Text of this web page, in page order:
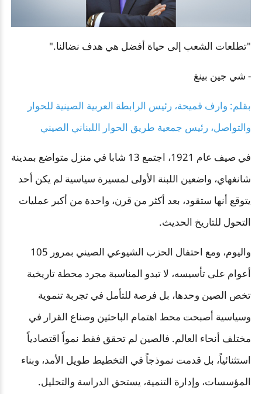
"تطلعات الشعب إلى حياة أفضل هي هدف نضالنا."
- شي جين بينغ
بقلم: وارف قميحة، رئيس الرابطة العربية الصينية للحوار
والتواصل، رئيس جمعية طريق الحوار اللبناني الصيني
في صيف عام 1921، اجتمع 13 شابا في منزل متواضع بمدينة
شانغهاي، واضعين اللبنة الأولى لمسيرة سياسية لم يكن أحد
يتوقع أنها ستقود، بعد أكثر من قرن، واحدة من أكبر عمليات
التحول للتاريخ الحديث.
واليوم، ومع احتفال الحزب الشيوعي الصيني بمرور 105
أعوام على تأسيسه، لا تبدو المناسبة مجرد محطة تاريخية
تخص الصين وحدها، بل فرصة للتأمل في تجربة تنموية
وسياسية أصبحت محط اهتمام الباحثين وصناع القرار في
مختلف أنحاء العالم. فالصين لم تحقق فقط نمواً اقتصادياً
استثنائياً، بل قدمت نموذجاً في التخطيط طويل الأمد، وبناء
المؤسسات، وإدارة التنمية، يستحق الدراسة والتحليل.